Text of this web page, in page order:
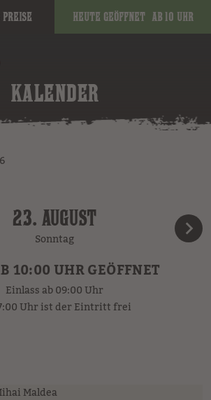
Heute geöffnet ab 10 Uhr
KALENDER
23. AUGUST
Sonntag
10:00 UHR GEÖFFNET
Einlass ab 09:00 Uhr
Uhr ist der Eintritt frei